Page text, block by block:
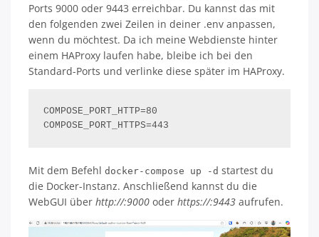
Ports 9000 oder 9443 erreichbar. Du kannst das mit
den folgenden zwei Zeilen in deiner .env anpassen,
wenn du möchtest. Da ich meine Webdienste hinter
einem HAProxy laufen habe, bleibe ich bei den
Standard-Ports und verlinke diese später im HAProxy.
COMPOSE_PORT_HTTP=80
COMPOSE_PORT_HTTPS=443
Mit dem Befehl docker-compose up -d startest du
die Docker-Instanz. Anschließend kannst du die
WebGUI über http://:9000 oder https://:9443 aufrufen.